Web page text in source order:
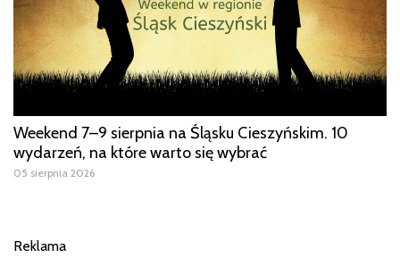
Weekend 7–9 sierpnia na Śląsku Cieszyńskim. 10
wydarzeń, na które warto się wybrać
05 sierpnia 2026
Reklama